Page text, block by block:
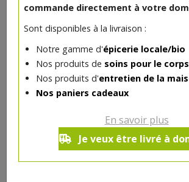
commande directement à votre
Sont disponibles à la livraison :
Notre gamme d'épicerie locale/bio
Nos produits de soins pour le corps
Nos produits d'entretien de la
Nos paniers cadeaux
En savoir plus
Je veux être livré à
DANS LA MÊME